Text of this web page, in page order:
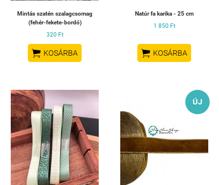
Mintás szatén szalagcsomag
(fehér-fekete-bordó)
320 Ft
 KOSÁRBA
Natúr fa karika - 25 cm
1 850 Ft
 KOSÁRBA
ÚJ